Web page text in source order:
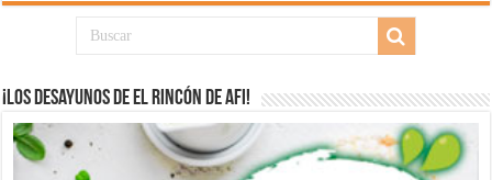
¡Los desayunos de El Rincón de Afi!